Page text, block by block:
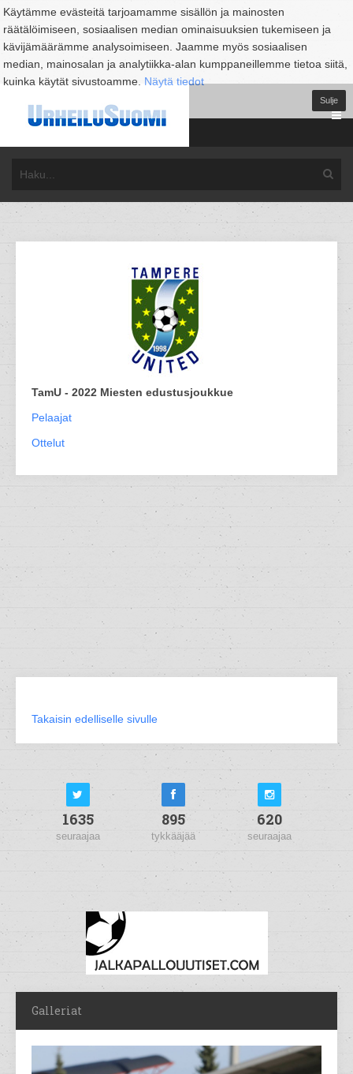
Käytämme evästeitä tarjoamamme sisällön ja mainosten
räätälöimiseen, sosiaalisen median ominaisuuksien tukemiseen ja
kävijämäärämme analysoimiseen. Jaamme myös sosiaalisen
median, mainosalan ja analytiikka-alan kumppaneillemme tietoa siitä,
kuinka käytät sivustoamme. Näytä tiedot
Sulje
TamU - 2022 Miesten edustusjoukkue
Pelaajat
Ottelut
Takaisin edelliselle sivulle
1635
seuraajaa
895
tykkääjää
620
seuraajaa
Galleriat